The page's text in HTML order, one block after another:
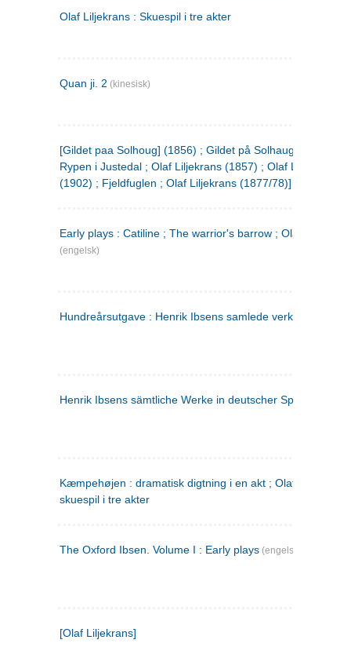
Olaf Liljekrans : Skuespil i tre akter
Quan ji. 2 (kinesisk)
[Gildet paa Solhoug] (1856) ; Gildet på Solhaug (1883) ;
Rypen i Justedal ; Olaf Liljekrans (1857) ; Olaf Liljekrans
(1902) ; Fjeldfuglen ; Olaf Liljekrans (1877/78)]
Early plays : Catiline ; The warrior's barrow ; Olaf Liljekrans
(engelsk)
Hundreårsutgave : Henrik Ibsens samlede verker. 3
Henrik Ibsens sämtliche Werke in deutscher Sprache. 2
Kæmpehøjen : dramatisk digtning i en akt ; Olaf Liljekrans :
skuespil i tre akter
The Oxford Ibsen. Volume I : Early plays (engelsk)
[Olaf Liljekrans]